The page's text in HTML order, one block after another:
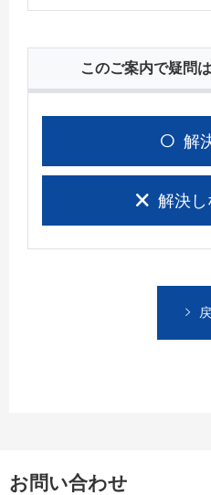
このご案内で疑問
解
解決し
お問い合わせ